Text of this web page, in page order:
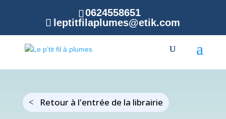
0624558651
leptitfilaplumes@etik.com
Retour à l'entrée de la librairie